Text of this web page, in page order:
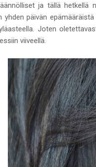
ja tällä hetkellä
yhden päivän
Joten
viiveellä.